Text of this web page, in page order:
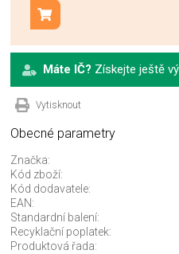
Přidat do košíku
Máte IČ? Získejte ještě
Vytisknout
Obecné parametry
Značka:
Kód zboží:
Kód dodavatele:
EAN:
Standardní balení:
Recyklační poplatek:
Produktová řada: